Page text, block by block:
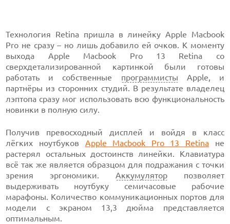
Технология Retina пришла в линейку Apple Macbook
Pro не сразу – но лишь добавило ей очков. К моменту
выхода Apple Macbook Pro 13 Retina со
сверхдетализированной картинкой были готовы
работать и собственные программисты Apple, и
партнёры из сторонних студий. В результате владелец
лэптопа сразу мог использовать всю функциональность
новинки в полную силу.
Получив превосходный дисплей и войдя в класс
лёгких ноутбуков Apple Macbook Pro 13 Retina не
растерял остальных достоинств линейки. Клавиатура
всё так же является образцом для подражания с точки
зрения эргономики. Аккумуляторпозволяет
выдерживать ноутбуку семичасовые рабочие
марафоны. Количество коммуникационных портов для
модели с экраном 13,3 дюйма представляется
оптимальным.